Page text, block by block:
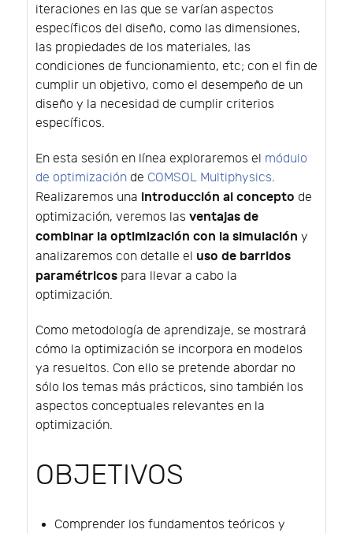
iteraciones en las que se varían aspectos
específicos del diseño, como las dimensiones,
las propiedades de los materiales, las
condiciones de funcionamiento, etc; con el fin de
cumplir un objetivo, como el desempeño de un
diseño y la necesidad de cumplir criterios
específicos.
En esta sesión en línea exploraremos el módulo
de optimización de COMSOL Multiphysics.
Realizaremos una introducción al concepto de
optimización, veremos las ventajas de
combinar la optimización con la simulación y
analizaremos con detalle el uso de barridos
paramétricos para llevar a cabo la
optimización.
Como metodología de aprendizaje, se mostrará
cómo la optimización se incorpora en modelos
ya resueltos. Con ello se pretende abordar no
sólo los temas más prácticos, sino también los
aspectos conceptuales relevantes en la
optimización.
OBJETIVOS
Comprender los fundamentos teóricos y